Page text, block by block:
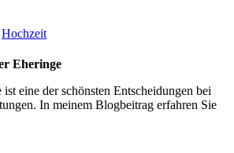
Hochzeit
Eheringe
eine der schönsten Entscheidungen bei
In meinem Blogbeitrag erfahren Sie